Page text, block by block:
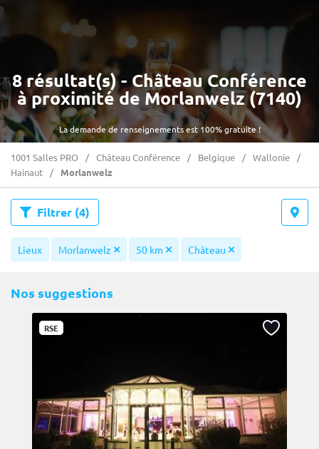
La demande de renseignements est 100% gratuite !
8 résultat(s) - Château Conférence
à proximité de Morlanwelz (7140)
1001 Salles PRO Château Conférence Belgique
Wallonie
Hainaut
Morlanwelz
Filtrer (4)
Lieux Morlanwelz 50 km Château
Nos suggestions
RSE